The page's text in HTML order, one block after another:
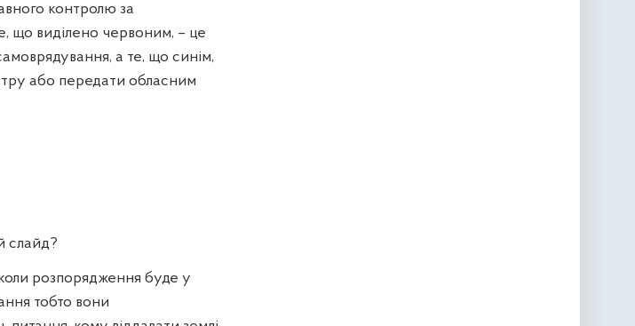
контролю за
що виділено червоним, – це
а те, що синім,
або передати обласним
слайд?
коли розпорядження буде у
тобто вони